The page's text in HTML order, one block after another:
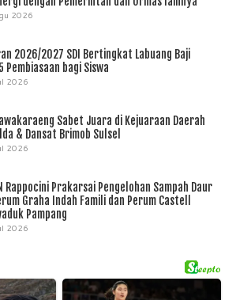
2026
2026/2027 SDI Bertingkat Labuang Baji
Pembiasaan bagi Siswa
2026
Sabet Juara di Kejuaraan Daerah
& Dansat Brimob Sulsel
2026
Rappocini Prakarsai Pengelohan Sampah Daur
Graha Indah Famili dan Perum Castell
Pampang
2026